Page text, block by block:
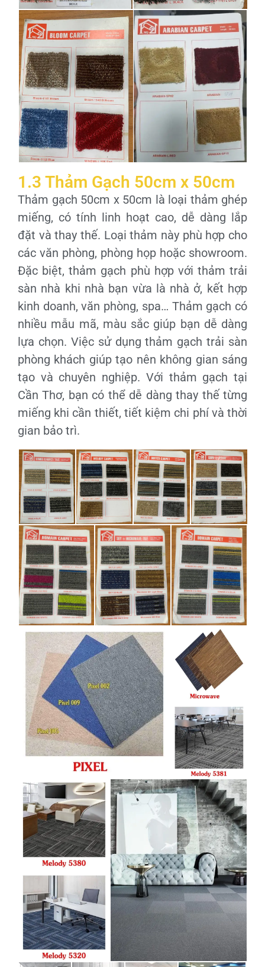
1.3 Thảm Gạch 50cm x 50cm
Thảm gạch 50cm x 50cm là loại thảm ghép
miếng, có tính linh hoạt cao, dễ dàng lắp
đặt và thay thế. Loại thảm này phù hợp cho
các văn phòng, phòng họp hoặc showroom.
Đặc biệt, thảm gạch phù hợp với thảm trải
sàn nhà khi nhà bạn vừa là nhà ở, kết hợp
kinh doanh, văn phòng, spa… Thảm gạch có
nhiều mẫu mã, màu sắc giúp bạn dễ dàng
lựa chọn. Việc sử dụng thảm gạch trải sàn
phòng khách giúp tạo nên không gian sáng
tạo và chuyên nghiệp. Với thảm gạch tại
Cần Thơ, bạn có thể dễ dàng thay thế từng
miếng khi cần thiết, tiết kiệm chi phí và thời
gian bảo trì.